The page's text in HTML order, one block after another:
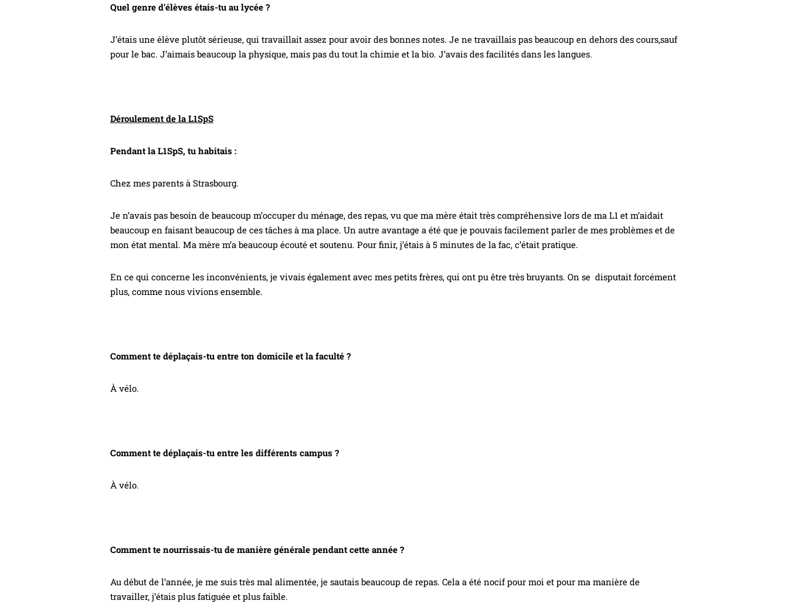
Quel genre d’élèves étais-tu au lycée ?
J’étais une élève plutôt sérieuse, qui travaillait assez pour avoir des bonnes notes. Je ne travaillais pas beaucoup en dehors des cours,sauf
pour le bac. J’aimais beaucoup la physique, mais pas du tout la chimie et la bio. J’avais des facilités dans les langues.
Déroulement de la L1SpS
Pendant la L1SpS, tu habitais :
Chez mes parents à Strasbourg.
Je n’avais pas besoin de beaucoup m’occuper du ménage, des repas, vu que ma mère était très compréhensive lors de ma L1 et m’aidait
beaucoup en faisant beaucoup de ces tâches à ma place. Un autre avantage a été que je pouvais facilement parler de mes problèmes et de
mon état mental. Ma mère m’a beaucoup écouté et soutenu. Pour finir, j’étais à 5 minutes de la fac, c’était pratique.
En ce qui concerne les inconvénients, je vivais également avec mes petits frères, qui ont pu être très bruyants. On se disputait forcément
plus, comme nous vivions ensemble.
Comment te déplaçais-tu entre ton domicile et la faculté ?
À vélo.
Comment te déplaçais-tu entre les différents campus ?
À vélo.
Comment te nourrissais-tu de manière générale pendant cette année ?
Au début de l’année, je me suis très mal alimentée, je sautais beaucoup de repas. Cela a été nocif pour moi et pour ma manière de
travailler, j’étais plus fatiguée et plus faible.